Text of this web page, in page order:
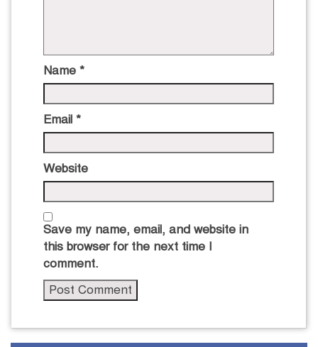
Name *
Email *
Website
Save my name, email, and website in
this browser for the next time I
comment.